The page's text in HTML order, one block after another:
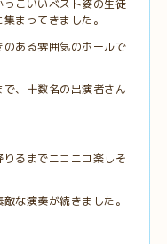
こいいベスト姿の生徒
まってきました。
ある雰囲気のホールで
、十数名の出演者さん
るまでニコニコ楽しそ
な演奏が続きました。